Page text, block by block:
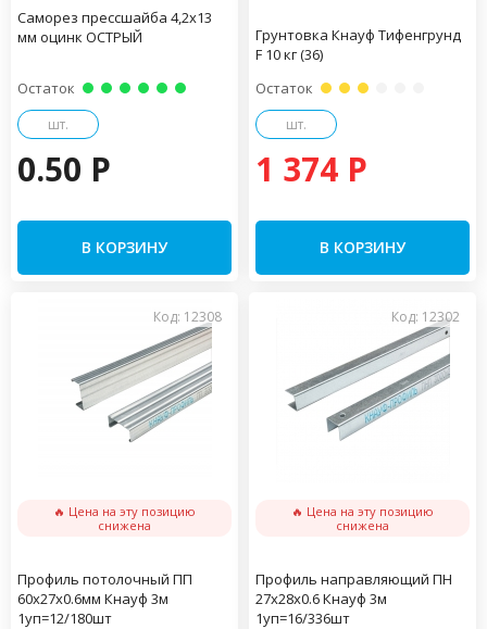
Саморез прессшайба 4,2х13
мм оцинк ОСТРЫЙ
Остаток
шт.
0.50 P
В КОРЗИНУ
Грунтовка Кнауф Тифенгрунд
F 10 кг (36)
Остаток
шт.
1 374 P
В КОРЗИНУ
Код: 12308
🔥 Цена на эту позицию
снижена
Профиль потолочный ПП
60х27х0.6мм Кнауф 3м
1уп=12/180шт
Код: 12302
🔥 Цена на эту позицию
снижена
Профиль направляющий ПН
27х28х0.6 Кнауф 3м
1уп=16/336шт